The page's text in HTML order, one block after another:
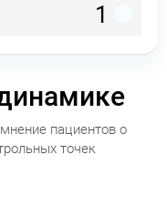
1
пациентов о
точек